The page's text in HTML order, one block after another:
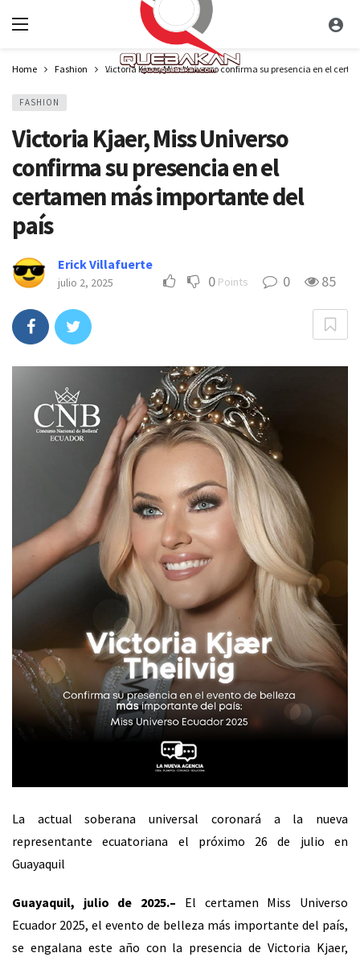
Home Fashion Victoria Kjaer, Miss Universo confirma su presencia en el
FASHION
Victoria Kjaer, Miss Universo
confirma su presencia en el
certamen más importante del
país
Erick Villafuerte
julio 2, 2025 0 Points 0 85
La actual soberana universal coronará a la nueva
representante ecuatoriana el próximo 26 de julio en
Guayaquil
Guayaquil, julio de 2025.– El certamen Miss Universo
Ecuador 2025, el evento de belleza más importante del país,
se engalana este año con la presencia de Victoria Kjaer,